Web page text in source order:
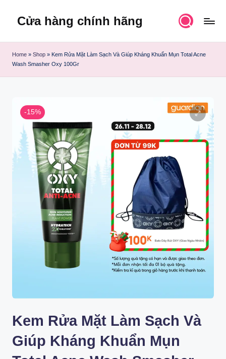
Cửa hàng chính hãng
Home » Shop » Kem Rửa Mặt Làm Sạch Và Giúp Kháng Khuẩn Mụn Total Acne
Wash Smasher Oxy 100Gr
-15%
Kem Rửa Mặt Làm Sạch Và
Giúp Kháng Khuẩn Mụn